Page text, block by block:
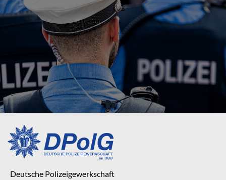
Deutsche Polizeigewerkschaft